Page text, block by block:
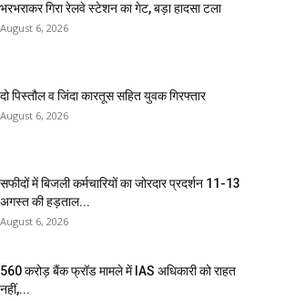
भरभराकर गिरा रेलवे स्टेशन का गेट, बड़ा हादसा टला
August 6, 2026
दो पिस्तौल व जिंदा कारतूस सहित युवक गिरफ्तार
August 6, 2026
सफीदों में बिजली कर्मचारियों का जोरदार प्रदर्शन 11-13
अगस्त की हड़ताल...
August 6, 2026
₹560 करोड़ बैंक फ्रॉड मामले में IAS अधिकारी को राहत
नहीं,...